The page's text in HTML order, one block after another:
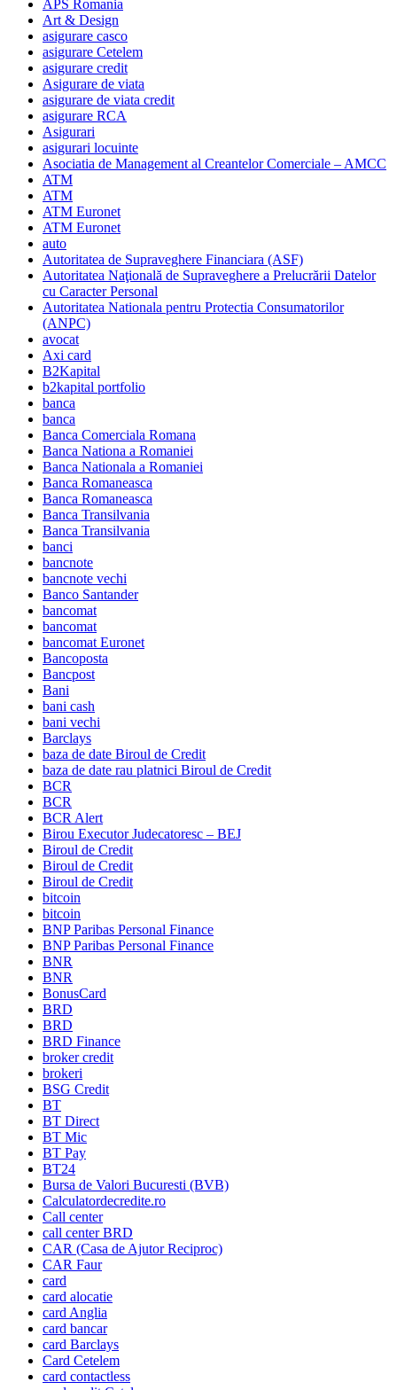
APS Romania
Art & Design
asigurare casco
asigurare Cetelem
asigurare credit
Asigurare de viata
asigurare de viata credit
asigurare RCA
Asigurari
asigurari locuinte
Asociatia de Management al Creantelor Comerciale – AMCC
ATM
ATM
ATM Euronet
ATM Euronet
auto
Autoritatea de Supraveghere Financiara (ASF)
Autoritatea Naţională de Supraveghere a Prelucrării Datelor
cu Caracter Personal
Autoritatea Nationala pentru Protectia Consumatorilor
(ANPC)
avocat
Axi card
B2Kapital
b2kapital portfolio
banca
banca
Banca Comerciala Romana
Banca Nationa a Romaniei
Banca Nationala a Romaniei
Banca Romaneasca
Banca Romaneasca
Banca Transilvania
Banca Transilvania
banci
bancnote
bancnote vechi
Banco Santander
bancomat
bancomat
bancomat Euronet
Bancoposta
Bancpost
Bani
bani cash
bani vechi
Barclays
baza de date Biroul de Credit
baza de date rau platnici Biroul de Credit
BCR
BCR
BCR Alert
Birou Executor Judecatoresc – BEJ
Biroul de Credit
Biroul de Credit
Biroul de Credit
bitcoin
bitcoin
BNP Paribas Personal Finance
BNP Paribas Personal Finance
BNR
BNR
BonusCard
BRD
BRD
BRD Finance
broker credit
brokeri
BSG Credit
BT
BT Direct
BT Mic
BT Pay
BT24
Bursa de Valori Bucuresti (BVB)
Calculatordecredite.ro
Call center
call center BRD
CAR (Casa de Ajutor Reciproc)
CAR Faur
card
card alocatie
card Anglia
card bancar
card Barclays
Card Cetelem
card contactless